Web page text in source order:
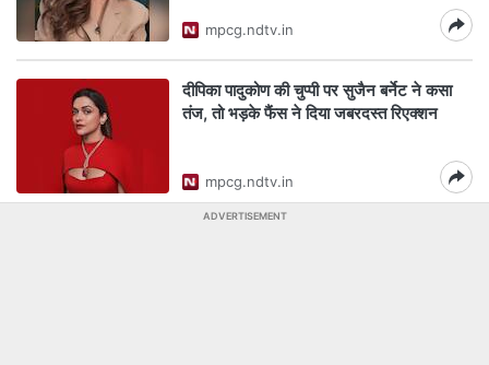
mpcg.ndtv.in
दीपिका पादुकोण की चुप्पी पर सुजैन बर्नेट ने कसा
तंज, तो भड़के फैंस ने दिया जबरदस्त रिएक्शन
mpcg.ndtv.in
ADVERTISEMENT